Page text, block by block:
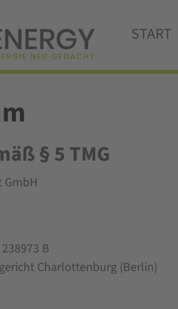
Navigation
START
§ 5 TMG
GmbH
B
Charlottenburg (Berlin)